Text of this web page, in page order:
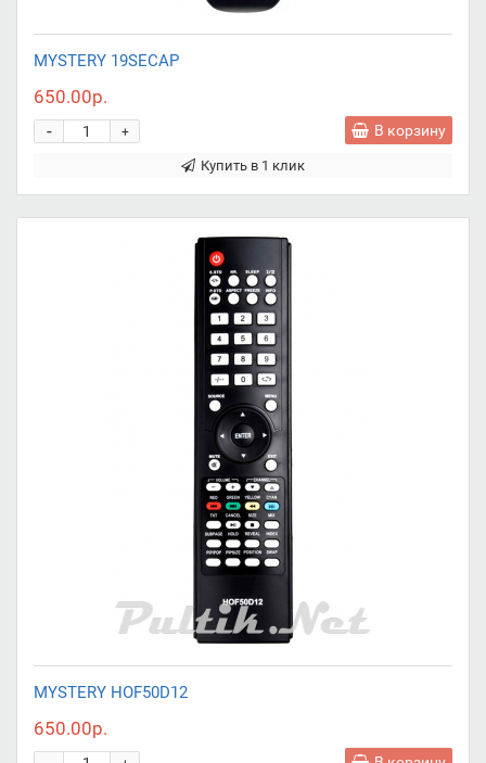
MYSTERY 19SECAP
650.00р.
+
- В корзину
Купить в 1 клик
MYSTERY HOF50D12
650.00р.